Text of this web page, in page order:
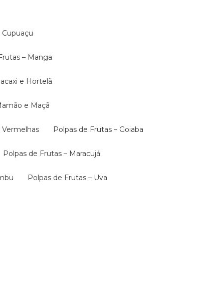
Cupuaçu
– Manga
e Hortelã
e Maçã
Vermelhas Polpas de Frutas – Goiaba
Polpas de Frutas – Maracujá
Polpas de Frutas – Uva